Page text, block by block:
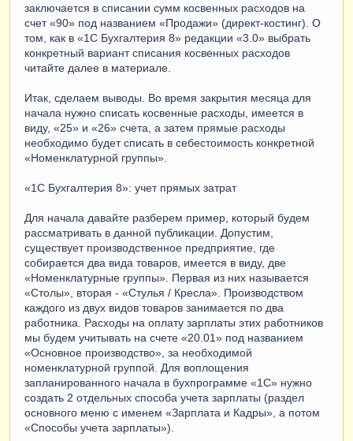
заключается в списании сумм косвенных расходов на
счет «90» под названием «Продажи» (директ-костинг). О
том, как в «1С Бухгалтерия 8» редакции «3.0» выбрать
конкретный вариант списания косвенных расходов
читайте далее в материале.
Итак, сделаем выводы. Во время закрытия месяца для
начала нужно списать косвенные расходы, имеется в
виду, «25» и «26» счета, а затем прямые расходы
необходимо будет списать в себестоимость конкретной
«Номенклатурной группы».
«1С Бухгалтерия 8»: учет прямых затрат
Для начала давайте разберем пример, который будем
рассматривать в данной публикации. Допустим,
существует производственное предприятие, где
собирается два вида товаров, имеется в виду, две
«Номенклатурные группы». Первая из них называется
«Столы», вторая - «Стулья / Кресла». Производством
каждого из двух видов товаров занимается по два
работника. Расходы на оплату зарплаты этих работников
мы будем учитывать на счете «20.01» под названием
«Основное производство», за необходимой
номенклатурной группой. Для воплощения
запланированного начала в бухпрограмме «1С» нужно
создать 2 отдельных способа учета зарплаты (раздел
основного меню с именем «Зарплата и Кадры», а потом
«Способы учета зарплаты»).